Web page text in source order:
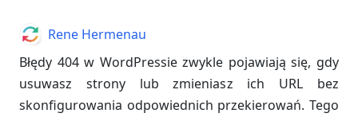
Błędy 404 w WordPressie zwykle pojawiają się, gdy
usuwasz strony lub zmieniasz ich URL bez
skonfigurowania odpowiednich przekierowań. Tego
AuthorRene Hermenau